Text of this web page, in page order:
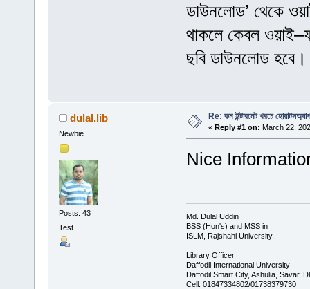
ডাউনলোড’ থেকে
থাকলে কেবল
ছবি ডাউনলোড
dulal.lib
Newbie
Posts: 43
Test
Re: কম ইন্টারনেট খরচে
« Reply #1 on: March 22,
Nice
Md. Dulal Uddin
BSS (Hon's) and MSS in
ISLM, Rajshahi University.
Library Officer
Daffodil International University
Daffodil Smart City, Ashulia, Savar,
Cell: 01847334802/01738379730